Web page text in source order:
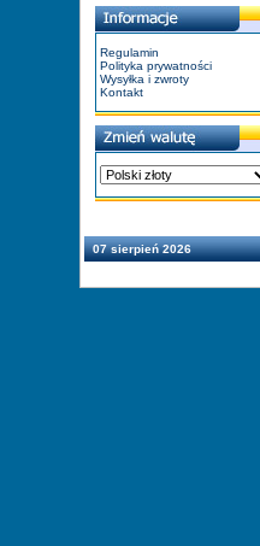
Regulamin
Polityka prywatności
Wysyłka i zwroty
Kontakt
07 sierpień 2026